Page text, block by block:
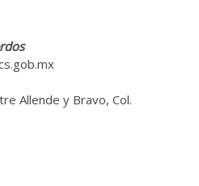
Allende y Bravo, Col.